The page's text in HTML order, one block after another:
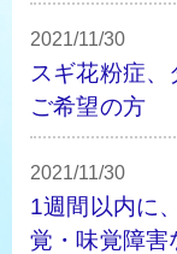
2021/11/30
スギ花粉症
ご希望の方
2021/11/30
1週間以内に
覚・味覚障害